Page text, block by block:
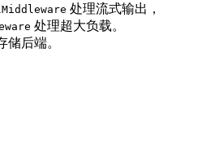
处理流式输出，
处理超大负载。
储后端。